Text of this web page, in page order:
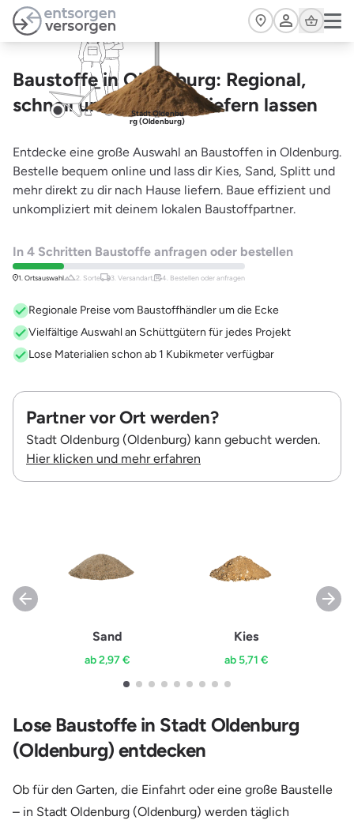
Zum Hauptinhalt springen
Cart
Baustoffe in Oldenburg: Regional,
schnell und preiswert liefern lassen
Stadt Oldenbu
rg (Oldenburg)
Entdecke eine große Auswahl an Baustoffen in Oldenburg.
Bestelle bequem online und lass dir Kies, Sand, Splitt und
mehr direkt zu dir nach Hause liefern. Baue effizient und
unkompliziert mit deinem lokalen Baustoffpartner.
In 4 Schritten Baustoffe anfragen oder bestellen
1. Ortsauswahl 2. Sorte 3. Versandart, 4. Bestellen oder anfragen
Regionale Preise vom Baustoffhändler um die Ecke
Vielfältige Auswahl an Schüttgütern für jedes Projekt
Lose Materialien schon ab 1 Kubikmeter verfügbar
Partner vor Ort werden?
Stadt Oldenburg (Oldenburg) kann gebucht werden.
Hier klicken und mehr erfahren
Sand
ab 2,97 €
Kies
ab 5,71 €
Lose Baustoffe in Stadt Oldenburg
(Oldenburg) entdecken
Ob für den Garten, die Einfahrt oder eine große Baustelle
– in Stadt Oldenburg (Oldenburg) werden täglich